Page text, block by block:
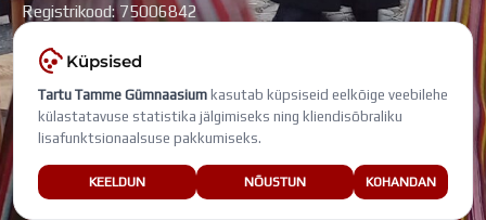
Registrikood: 75006842
KONTAKTID
SearchSearch
Küpsised
Tartu Tamme Gümnaasium kasutab küpsiseid eelkõige veebilehe
külastatavuse statistika jälgimiseks ning kliendisõbraliku
lisafunktsionaalsuse pakkumiseks.
KEELDUN NÕUSTUN KOHANDAN